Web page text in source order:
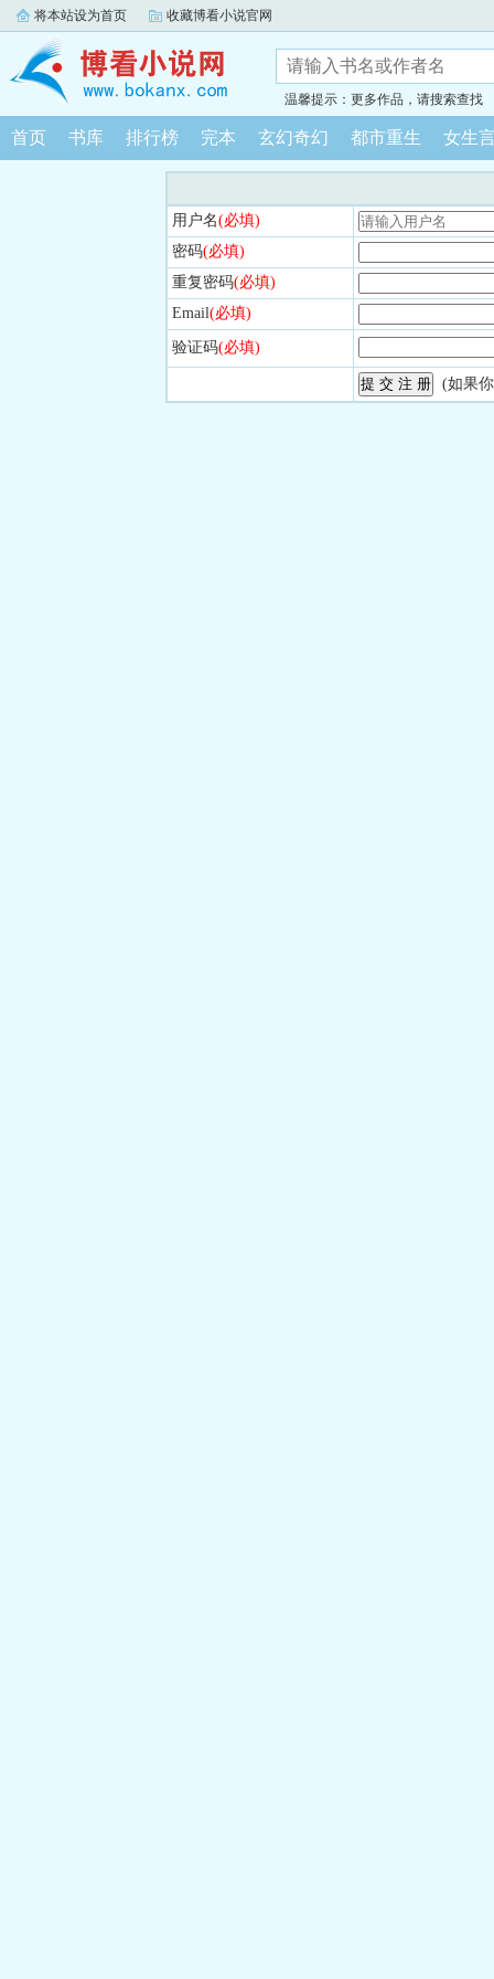
将本站设为首页 收藏博看小说官网
温馨提示：更多作品，请搜索查找
首页 书库 排行榜 完本 玄幻奇幻 都市重生 女生
用户名(必填)
密码(必填)
重复密码(必填)
Email(必填)
验证码(必填)
(如果